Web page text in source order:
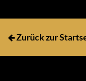
Zurück zur